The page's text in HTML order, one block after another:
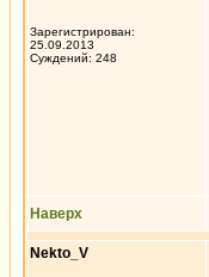
Зарегистрирован:
25.09.2013
Суждений: 248
Наверх
Nekto_V